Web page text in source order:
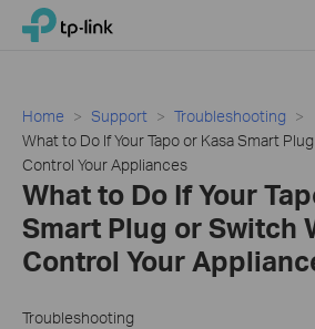
Click
navigation
bar
TP-Link, Reliably Smart
Home Support
Troubleshooting
What to Do If Your Tapo or Kasa Smart
Control Your Appliances
What to Do If Your
Smart Plug or Switch
Control Your
Troubleshooting